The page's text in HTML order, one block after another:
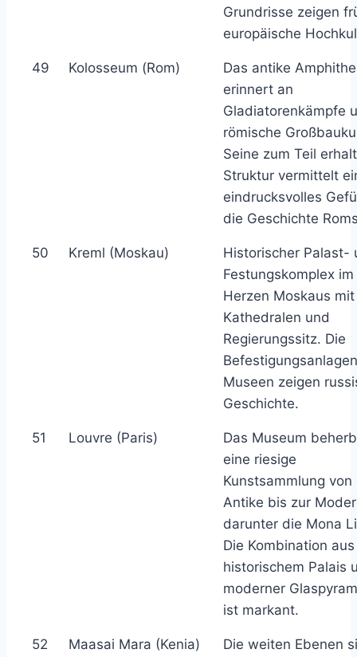
Grundrisse zeigen
europäische
49 Kolosseum (Rom)
Das antike
erinnert an
Gladiatorenkämpfe
römische
Seine zum Teil
Struktur vermittelt
eindrucksvolles
die Geschichte
50 Kreml (Moskau)
Historischer Palast-
Festungskomplex im
Herzen Moskaus mit
Kathedralen und
Regierungssitz. Die
Museen zeigen
Geschichte.
51 Louvre (Paris)
Das Museum
eine riesige
Kunstsammlung von
Antike bis zur
darunter die Mona
Die Kombination aus
historischem Palais
moderner
ist markant.
52 Maasai Mara (Kenia)
Die weiten Ebenen